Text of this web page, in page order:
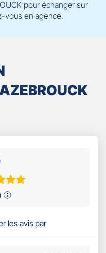
pour échanger sur
vous en agence.
les avis par